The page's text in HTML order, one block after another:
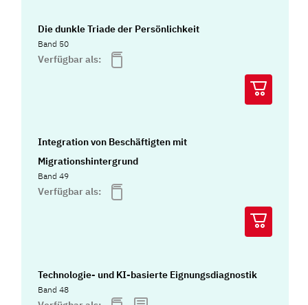
Die dunkle Triade der Persönlichkeit
Band 50
Verfügbar als:
Integration von Beschäftigten mit
Migrationshintergrund
Band 49
Verfügbar als:
Technologie- und KI-basierte Eignungsdiagnostik
Band 48